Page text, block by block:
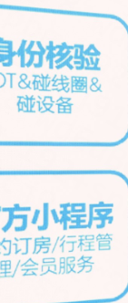
年3月底，上海国
于酒店业未来形态
泛关注。天猫精灵未来